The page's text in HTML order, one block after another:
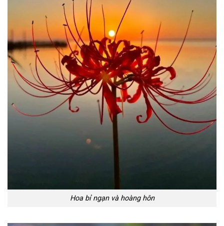
Hoa bỉ ngạn và hoàng hôn